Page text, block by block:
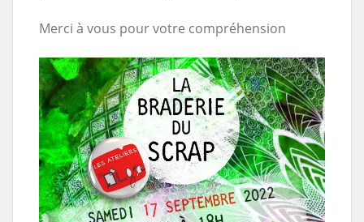
Merci à vous pour votre compréhension